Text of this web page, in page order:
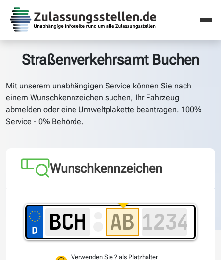
Straßenverkehrsamt Buchen
Mit unserem unabhängigen Service können Sie nach
einem Wunschkennzeichen suchen, Ihr Fahrzeug
abmelden oder eine Umweltplakette beantragen. 100%
Service - 0% Behörde.
Wunschkennzeichen
Verwenden Sie ? als Platzhalter